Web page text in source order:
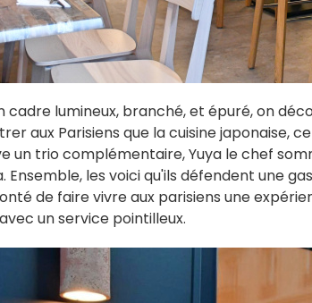
cadre lumineux, branché, et épuré, on
aux Parisiens que la cuisine japonaise,
un trio complémentaire, Yuya le chef
Ensemble, les voici qu'ils défendent une
de faire vivre aux parisiens une
un service pointilleux.